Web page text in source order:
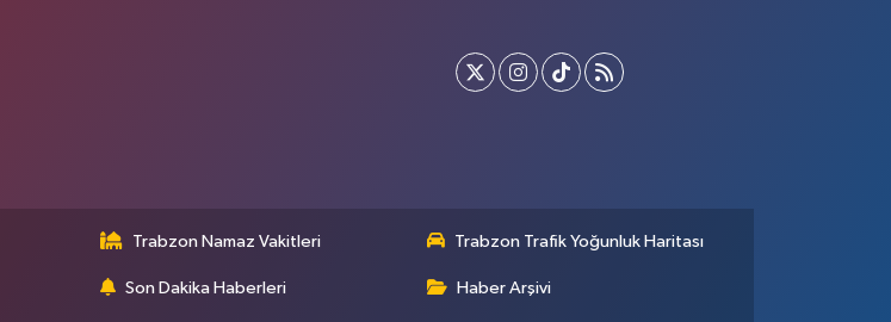
Trabzon Namaz Vakitleri Trabzon Trafik Yoğunluk Haritası
Son Dakika Haberleri Haber Arşivi